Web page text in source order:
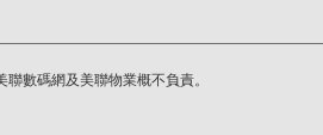
數碼網及美聯物業概不負責。